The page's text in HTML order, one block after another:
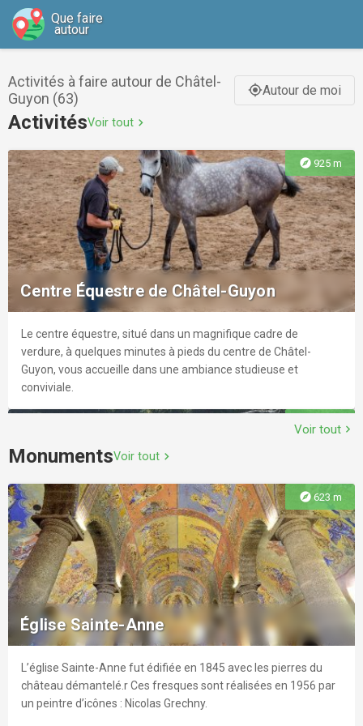
Que faire
autour
Activités à faire autour de Châtel-
Guyon (63)
gps_fixedAutour de moi
ActivitésVoir tout chevron_right
explore 925 m
Centre Équestre de Châtel-Guyon
Le centre équestre, situé dans un magnifique cadre de
verdure, à quelques minutes à pieds du centre de Châtel-
Guyon, vous accueille dans une ambiance studieuse et
conviviale.
explore
École d'équitation de Chazeron
Enseignement de l'équitation. Promenade à cheval. Dressage
en équitation de légèreté. Pour adolescents et adultes
uniquement. Pour tous les niveaux.
explore3.7 km
Voir tout chevron_right
MonumentsVoir tout chevron_right
explore 623 m
Église Sainte-Anne
L’église Sainte-Anne fut édifiée en 1845 avec les pierres du
château démantelé.r Ces fresques sont réalisées en 1956 par
un peintre d’icônes : Nicolas Grechny.